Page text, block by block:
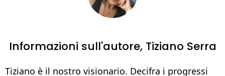
Informazioni sull'autore, Tiziano Serra
Tiziano è il nostro visionario. Decifra i progressi